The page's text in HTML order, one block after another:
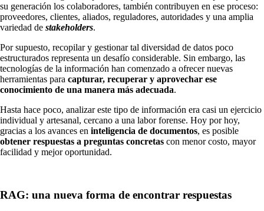
su generación los colaboradores, también contribuyen en ese proceso:
proveedores, clientes, aliados, reguladores, autoridades y una amplia
variedad de stakeholders.
Por supuesto, recopilar y gestionar tal diversidad de datos poco
estructurados representa un desafío considerable. Sin embargo, las
tecnologías de la información han comenzado a ofrecer nuevas
herramientas para capturar, recuperar y aprovechar ese
conocimiento de una manera más adecuada.
Hasta hace poco, analizar este tipo de información era casi un ejercicio
individual y artesanal, cercano a una labor forense. Hoy por hoy,
gracias a los avances en inteligencia de documentos, es posible
obtener respuestas a preguntas concretas con menor costo, mayor
facilidad y mejor oportunidad.
RAG: una nueva forma de encontrar respuestas